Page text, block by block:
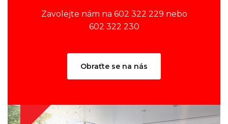
Zavolejte nám na 602 322 229 nebo
602 322 230
Obraťte se na nás